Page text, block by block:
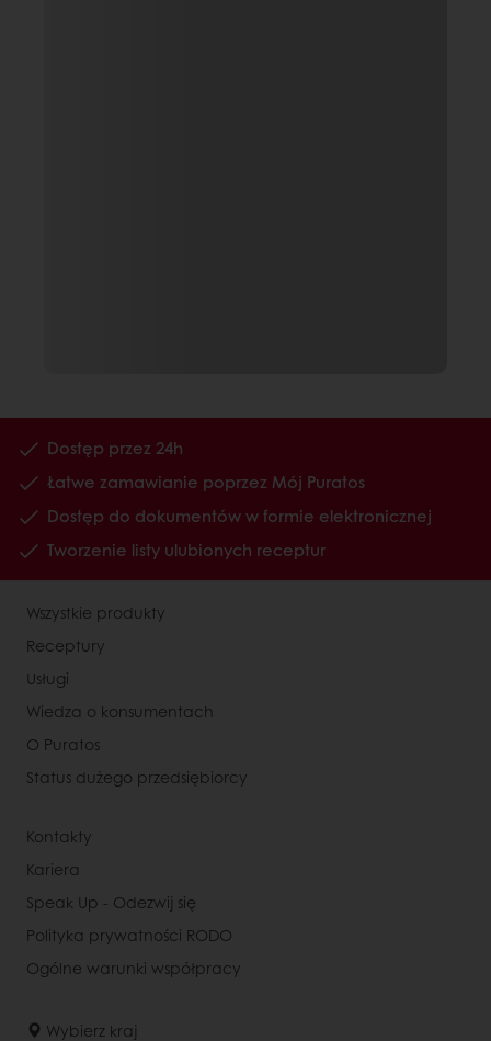
Dostęp przez 24h
Łatwe zamawianie poprzez Mój Puratos
Dostęp do dokumentów w formie elektronicznej
Tworzenie listy ulubionych receptur
Wszystkie produkty
Receptury
Usługi
Wiedza o konsumentach
O Puratos
Status dużego przedsiębiorcy
Kontakty
Kariera
Speak Up - Odezwij się
Polityka prywatności RODO
Ogólne warunki współpracy
Wybierz kraj